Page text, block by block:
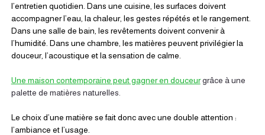
l’entretien quotidien. Dans une cuisine, les surfaces doivent
accompagner l’eau, la chaleur, les gestes répétés et le rangement.
Dans une salle de bain, les revêtements doivent convenir à
l’humidité. Dans une chambre, les matières peuvent privilégier la
douceur, l’acoustique et la sensation de calme.
Une maison contemporaine peut gagner en douceur grâce à une
palette de matières naturelles.
Le choix d’une matière se fait donc avec une double attention :
l’ambiance et l’usage.